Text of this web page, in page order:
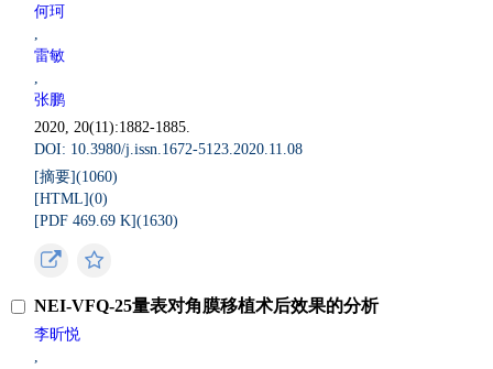
何珂
,
雷敏
,
张鹏
2020, 20(11):1882-1885.
DOI: 10.3980/j.issn.1672-5123.2020.11.08
[摘要](1060)
[HTML](0)
[PDF 469.69 K](1630)
NEI-VFQ-25量表对角膜移植术后效果的分析
李昕悦
,